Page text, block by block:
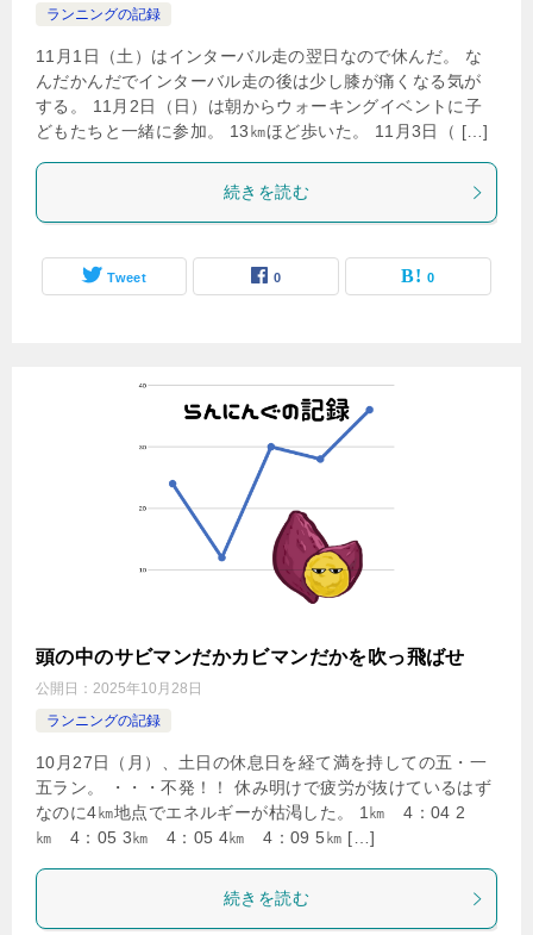
ランニングの記録
11月1日（土）はインターバル走の翌日なので休んだ。 な
んだかんだでインターバル走の後は少し膝が痛くなる気が
する。 11月2日（日）は朝からウォーキングイベントに子
どもたちと一緒に参加。 13㎞ほど歩いた。 11月3日（ […]
続きを読む
Tweet 0 0
頭の中のサビマンだかカビマンだかを吹っ飛ばせ
公開日： 2025年10月28日
ランニングの記録
10月27日（月）、土日の休息日を経て満を持しての五・一
五ラン。 ・・・不発！！ 休み明けで疲労が抜けているはず
なのに4㎞地点でエネルギーが枯渇した。 1㎞ 4：04 2
㎞ 4：05 3㎞ 4：05 4㎞ 4：09 5㎞ […]
続きを読む